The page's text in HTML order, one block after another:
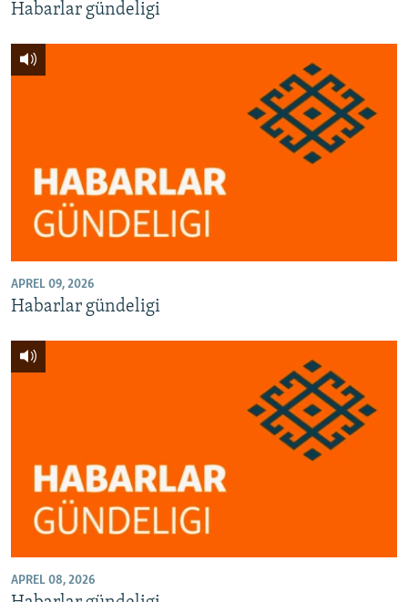
Habarlar gündeligi
APREL 09, 2026
Habarlar gündeligi
APREL 08, 2026